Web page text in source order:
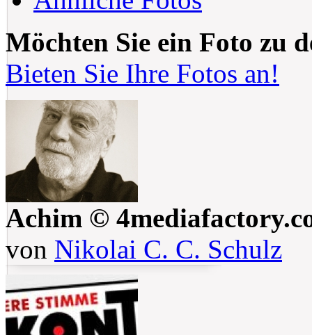
Möchten Sie ein Foto zu
Bieten Sie Ihre Fotos an!
Achim ©
von Nikolai C. C. Schulz